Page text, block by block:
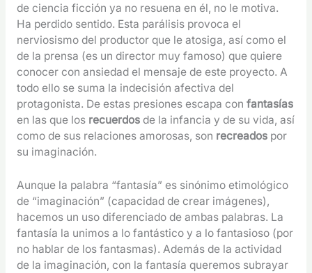
de ciencia ficción ya no resuena en él, no le motiva.
Ha perdido sentido. Esta parálisis provoca el
nerviosismo del productor que le atosiga, así como el
de la prensa (es un director muy famoso) que quiere
conocer con ansiedad el mensaje de este proyecto. A
todo ello se suma la indecisión afectiva del
protagonista. De estas presiones escapa con fantasías
en las que los recuerdos de la infancia y de su vida, así
como de sus relaciones amorosas, son recreados por
su imaginación.
Aunque la palabra “fantasía” es sinónimo etimológico
de “imaginación” (capacidad de crear imágenes),
hacemos un uso diferenciado de ambas palabras. La
fantasía la unimos a lo fantástico y a lo fantasioso (por
no hablar de los fantasmas). Además de la actividad
de la imaginación, con la fantasía queremos subrayar